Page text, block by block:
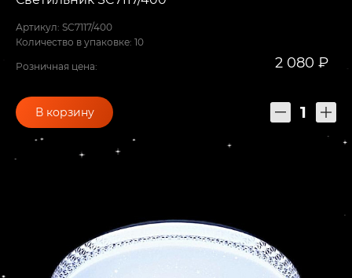
Артикул: SC7117/400
Количество в упаковке: 10
Розничная цена: 2 080 ₽
В корзину